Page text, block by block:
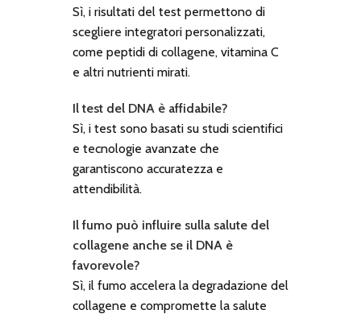
Sì, i risultati del test permettono di
scegliere integratori personalizzati,
come peptidi di collagene, vitamina C
e altri nutrienti mirati.
Il test del DNA è affidabile?
Sì, i test sono basati su studi scientifici
e tecnologie avanzate che
garantiscono accuratezza e
attendibilità.
Il fumo può influire sulla salute del
collagene anche se il DNA è
favorevole?
Sì, il fumo accelera la degradazione del
collagene e compromette la salute